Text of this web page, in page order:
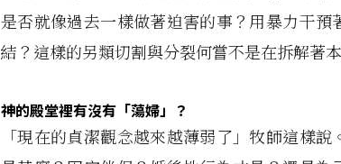
是否就像過去一樣做著迫害的事？用暴力干
結？這樣的另類切割與分裂何嘗不是在拆解著
神的殿堂裡有沒有「蕩婦」？
「現在的貞潔觀念越來越薄弱了」牧師這樣